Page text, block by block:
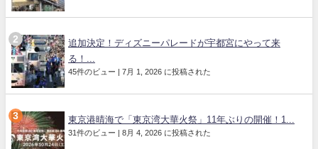
追加決定！ディズニーパレードが宇都宮にやって来
る！...
45件のビュー | 7月 1, 2026 に投稿された
東京港晴海で「東京湾大華火祭」11年ぶりの開催！1...
31件のビュー | 8月 4, 2026 に投稿された